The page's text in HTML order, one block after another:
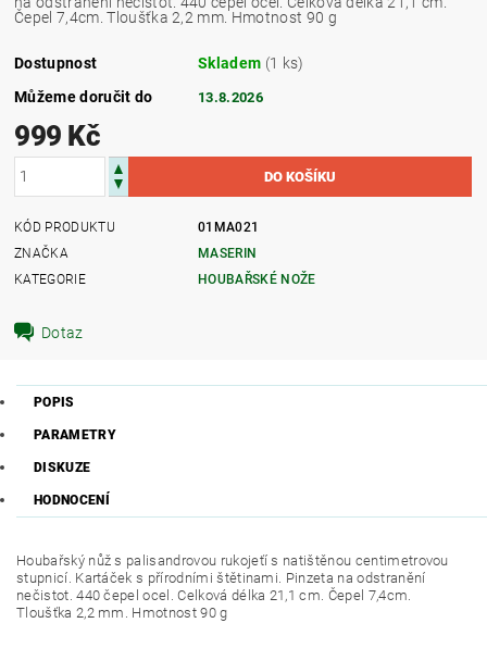
Čepel 7,4cm. Tloušťka 2,2 mm. Hmotnost 90 g
Dostupnost Skladem (1 ks)
Můžeme doručit do
13.8.2026
999 Kč
KÓD PRODUKTU
01MA021
ZNAČKA
MASERIN
KATEGORIE
HOUBAŘSKÉ NOŽE
Dotaz
POPIS
PARAMETRY
DISKUZE
HODNOCENÍ
Houbařský nůž s palisandrovou rukojeťí s natištěnou centimetrovou
stupnicí. Kartáček s přírodními štětinami. Pinzeta na odstranění
nečistot. 440 čepel ocel. Celková délka 21,1 cm. Čepel 7,4cm.
Tloušťka 2,2 mm. Hmotnost 90 g